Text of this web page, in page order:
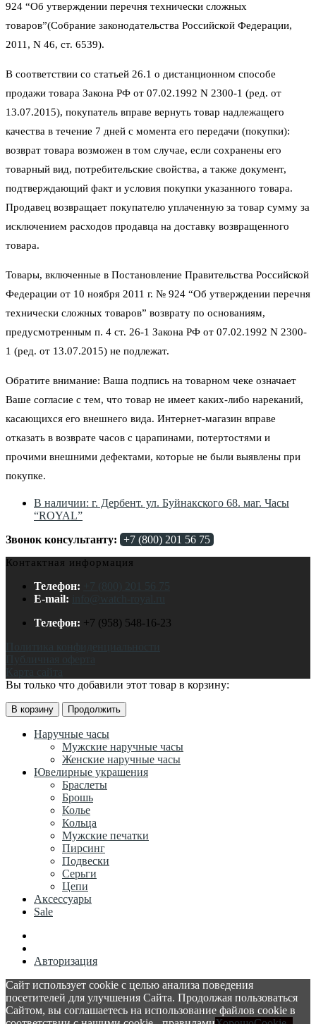
924 “Об утверждении перечня технически сложных
товаров”(Собрание законодательства Российской Федерации,
2011, N 46, ст. 6539).
В соответствии со статьей 26.1 о дистанционном способе
продажи товара Закона РФ от 07.02.1992 N 2300-1 (ред. от
13.07.2015), покупатель вправе вернуть товар надлежащего
качества в течение 7 дней с момента его передачи (покупки):
возврат товара возможен в том случае, если сохранены его
товарный вид, потребительские свойства, а также документ,
подтверждающий факт и условия покупки указанного товара.
Продавец возвращает покупателю уплаченную за товар сумму за
исключением расходов продавца на доставку возвращенного
товара.
Товары, включенные в Постановление Правительства Российской
Федерации от 10 ноября 2011 г. № 924 “Об утверждении перечня
технически сложных товаров” возврату по основаниям,
предусмотренным п. 4 ст. 26-1 Закона РФ от 07.02.1992 N 2300-
1 (ред. от 13.07.2015) не подлежат.
Обратите внимание: Ваша подпись на товарном чеке означает
Ваше согласие с тем, что товар не имеет каких-либо нареканий,
касающихся его внешнего вида. Интернет-магазин вправе
отказать в возврате часов с царапинами, потертостями и
прочими внешними дефектами, которые не были выявлены при
покупке.
В наличии: г. Дербент. ул. Буйнакского 68. маг. Часы
“ROYAL”
Звонок консультанту: +7 (800) 201 56 75
Контактная информация
Телефон:
+7 (800) 201 56 75
E-mail:
Телефон: +7 (958) 548-16-23
Карта сайта
Вы только что добавили этот товар в корзину:
В корзину Продолжить
Наручные часы
Мужские наручные часы
Женские наручные часы
Ювелирные украшения
Браслеты
Брошь
Колье
Кольца
Мужские печатки
Пирсинг
Подвески
Серьги
Цепи
Аксессуары
Sale
Авторизация
Сайт использует cookie с целью анализа поведения
посетителей для улучшения Сайта. Продолжая пользоваться
Сайтом, вы соглашаетесь на использование файлов cookie в